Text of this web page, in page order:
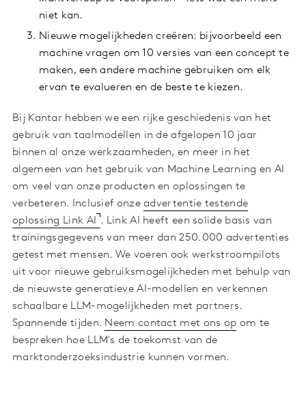
niet kan.
Nieuwe mogelijkheden creëren: bijvoorbeeld een
machine vragen om 10 versies van een concept te
maken, een andere machine gebruiken om elk
ervan te evalueren en de beste te kiezen.
Bij Kantar hebben we een rijke geschiedenis van het
gebruik van taalmodellen in de afgelopen 10 jaar
binnen al onze werkzaamheden, en meer in het
algemeen van het gebruik van Machine Learning en AI
om veel van onze producten en oplossingen te
verbeteren. Inclusief onzeadvertentie testende
oplossing Link AI
. Link AI heeft een solide basis van
trainingsgegevens van meer dan 250.000 advertenties
getest met mensen. We voeren ook werkstroompilots
uit voor nieuwe gebruiksmogelijkheden met behulp van
de nieuwste generatieve AI-modellen en verkennen
schaalbare LLM-mogelijkheden met partners.
Spannende tijden. Neem contact met ons op om te
bespreken hoe LLM's de toekomst van de
marktonderzoeksindustrie kunnen vormen.